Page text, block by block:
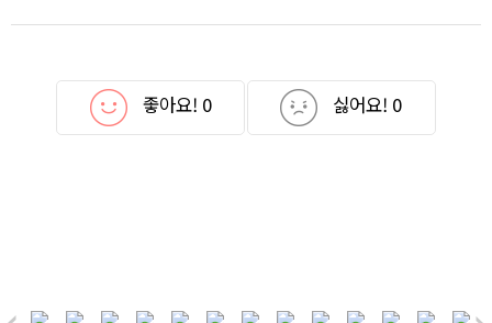
좋아요! 0 싫어요! 0